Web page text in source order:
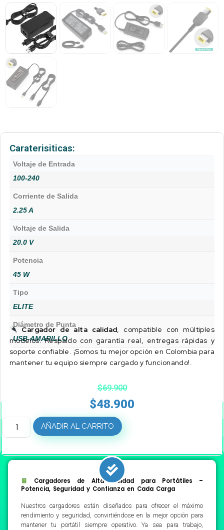
Caraterisiticas:
Voltaje de Entrada
100-240
Corriente de Salida
2.25 A
Voltaje de Salida
20.0 V
Potencia
45 W
Tipo
ELITE
Diámetro de Punta
USB-AMARILLO
Cargador de alta calidad, compatible con múltiples
modelos. Respaldo con garantía real, entregas rápidas y
soporte confiable. ¡Somos tu mejor opción en Colombia para
mantener tu equipo siempre cargado y funcionando!.
$69.900
$48.900
AÑADIR AL CARRITO
Cargadores de Alta Calidad para Portátiles –
Potencia, Seguridad y Confianza en Cada Carga
Nuestros cargadores están diseñados para ofrecer el máximo
rendimiento y seguridad, convirtiéndose en la mejor opción para
mantener tu portátil siempre operativo. Ya sea para trabajo,